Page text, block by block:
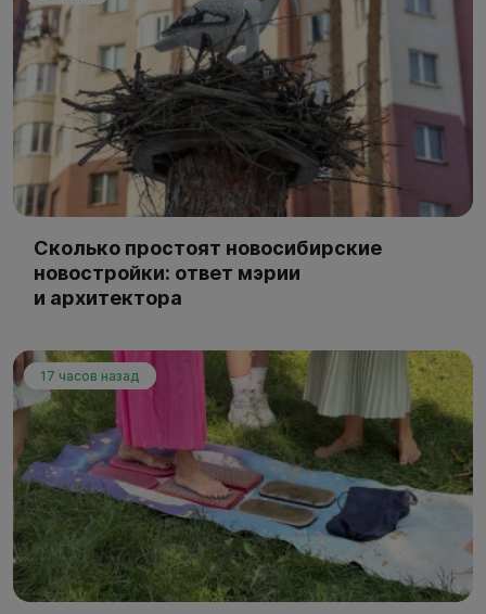
Сколько простоят новосибирские
новостройки: ответ мэрии
и архитектора
17 часов назад